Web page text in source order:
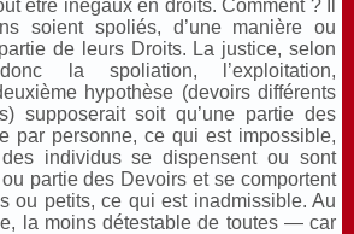
être inégaux en droits. Comment ? Il
soient spoliés, d’une manière ou
de leurs Droits. La justice, selon
la spoliation, l’exploitation,
hypothèse (devoirs différents
supposerait soit qu’une partie des
par personne, ce qui est impossible,
individus se dispensent ou sont
partie des Devoirs et se comportent
ou petits, ce qui est inadmissible. Au
la moins détestable de toutes — car